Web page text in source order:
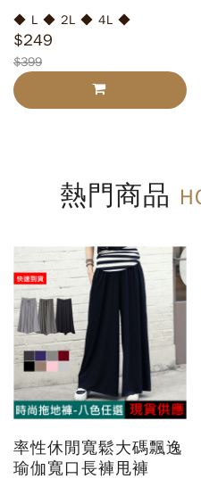
◆ L ◆ 2L ◆ 4L ◆
$249
$399
熱門商品
率性休閒寬鬆大碼飄逸
瑜伽寬口長褲甩褲